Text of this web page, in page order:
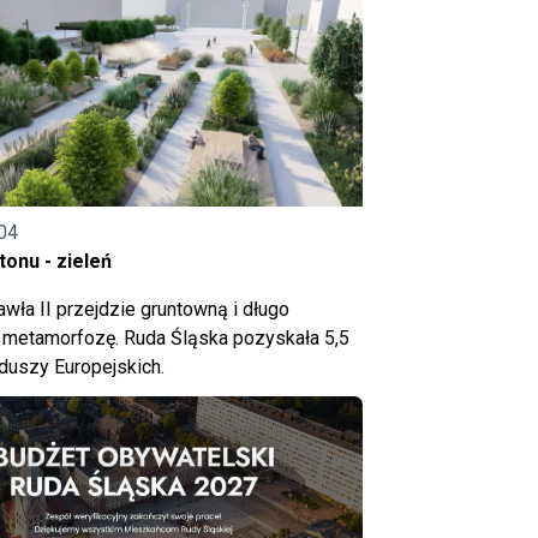
- zieleń
II przejdzie gruntowną i długo
Ruda Śląska pozyskała 5,5
Europejskich.